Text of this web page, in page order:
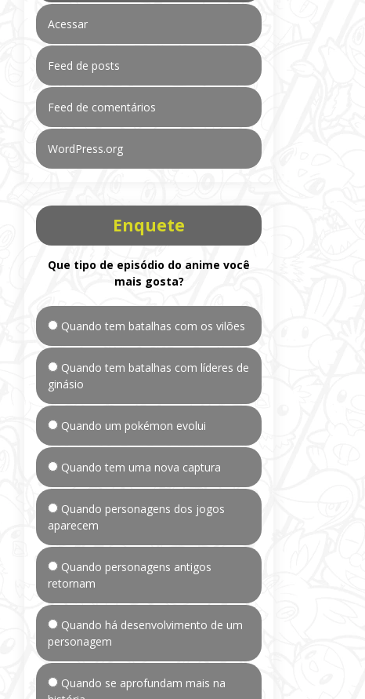
Acessar
Feed de posts
Feed de comentários
WordPress.org
Enquete
Que tipo de episódio do anime você
mais gosta?
Quando tem batalhas com os vilões
Quando tem batalhas com líderes de
ginásio
Quando um pokémon evolui
Quando tem uma nova captura
Quando personagens dos jogos
aparecem
Quando personagens antigos
retornam
Quando há desenvolvimento de um
personagem
Quando se aprofundam mais na